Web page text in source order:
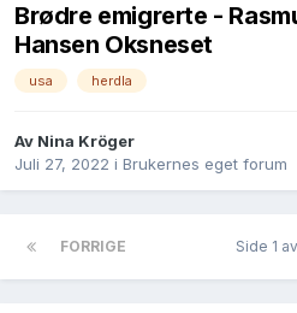
Brødre emigrerte -
Hansen Oksneset
usa herdla
Av Nina Kröger
Juli 27, 2022 i Brukernes eget forum
FORRIGE Side 1